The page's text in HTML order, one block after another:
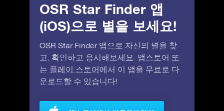
OSR Star Finder 앱
(iOS)으로 별을 보세요!
OSR Star Finder 앱으로 자신의 별을 찾
고, 확인하고 응시해보세요. 앱스토어 또
는 플레이 스토어에서 이 앱을 무료로 다
운로드할 수 있습니다!